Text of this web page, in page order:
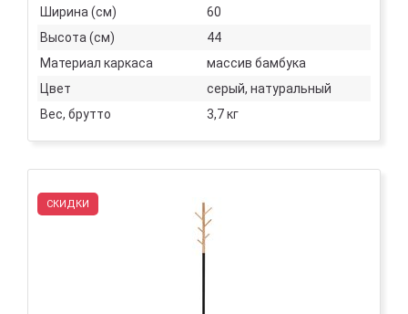
Ширина (см)
60
Высота (см)
44
Материал каркаса
массив бамбука
Цвет
серый, натуральный
Вес, брутто
3,7 кг
СКИДКИ